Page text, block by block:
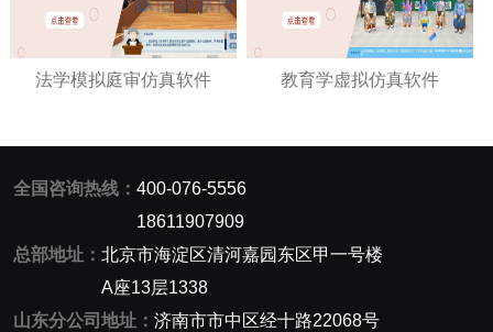
法学模拟庭审仿真软件 教育学虚拟仿真软件
全国咨询热线： 400-076-5556
18611907909
总部地址： 北京市海淀区清河嘉园东区甲一号楼
A座13层1338
山东分公司地址： 济南市市中区经十路22068号